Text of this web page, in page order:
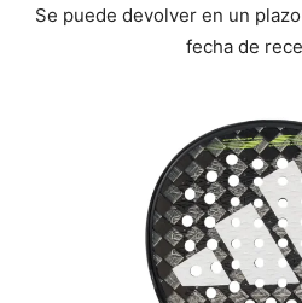
Se puede devolver en un
fecha de